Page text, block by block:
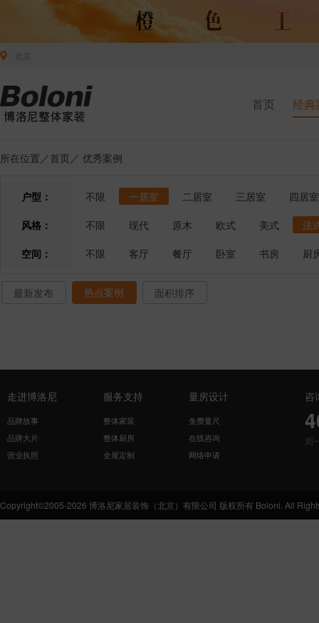
首页 经典
所在位置／首页 ／ 优秀案例
户型： 不限 一居室 二居室 三居室
四居室
风格：
不限 现代 原木 欧式 美式
法
空间：
不限 客厅 餐厅 卧室 书房 厨
最新发布 热点案例 面积排序
走进博洛尼
品牌故事
品牌大片
营业执照
服务支持
整体家装
整体厨房
全屋定制
量房设计
免费量尺
在线咨询
网络申请
咨
周
Copyright©2005-2026 博洛尼家居装饰（北京）有限公司 版权所有 Boloni. All